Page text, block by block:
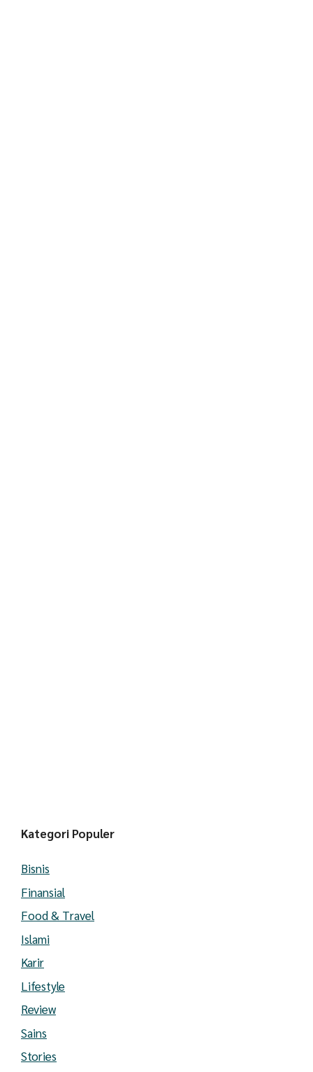
Kategori Populer
Bisnis
Finansial
Food & Travel
Islami
Karir
Lifestyle
Review
Sains
Stories